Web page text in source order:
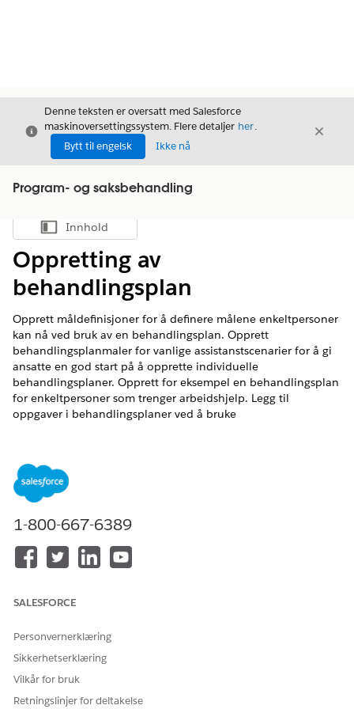
Avslutt
Denne teksten er oversatt med Salesforce
maskinoversettingssystem. Flere detaljer her.
Bytt til engelsk
Ikke nå
Avslutt
Program- og saksbehandling
Vis innholdsfortegnelse
Innhold
Oppretting av
behandlingsplan
Opprett måldefinisjoner for å definere målene enkeltpersoner
kan nå ved bruk av en behandlingsplan. Opprett
behandlingsplanmaler for vanlige assistanstscenarier for å gi
ansatte en god start på å opprette individuelle
behandlingsplaner. Opprett for eksempel en behandlingsplan
for enkeltpersoner som trenger arbeidshjelp. Legg til
oppgaver i behandlingsplaner ved å bruke
NØDVENDIGE UTGAVER
Løsninger for offentlig sektor.
Opprette måldefinisjoner
Definer milepælene og de forventede resultatene som du
programmer og fordeler.
Opprette en behandlingsplanmal
Opprett behandlingsplanmaler med fordeler, mål og
oppgaver som du enkelt kan bruke på nytt for å koble
enkeltpersoner til standard typer tjenester og kundestøtte.
Bruk behandlingsplanmaler til å levere fordeler konsistent
1-800-667-6389
SALESFORCE
Personvernerklæring
Sikkerhetserklæring
Vilkår for bruk
Retningslinjer for deltakelse